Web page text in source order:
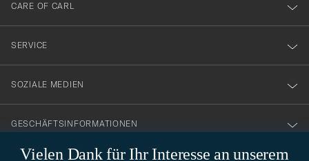
Vielen Dank für Ihr Interesse an unserem
vårt
nyhetsbrev!
CARE OF CARL
SERVICE
SOZIALE MEDIEN
GESCHÄFTSINFORMATIONEN